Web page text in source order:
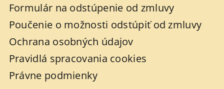
Formulár na odstúpenie od zmluvy
Poučenie o možnosti odstúpiť od zmluvy
Ochrana osobných údajov
Pravidlá spracovania cookies
Právne podmienky